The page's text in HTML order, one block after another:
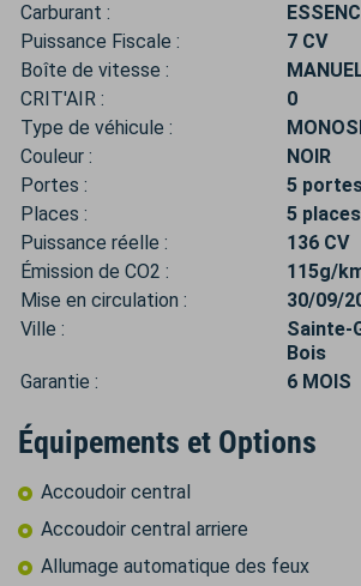
Carburant :
Puissance Fiscale :
7 CV
Boîte de vitesse :
CRIT'AIR :
0
Type de véhicule :
Couleur :
NOIR
Portes :
5
Places :
5 places
Puissance réelle :
136 CV
Émission de CO2 :
115g/
Mise en circulation :
30/09/
Ville :
Sainte-
Bois
Garantie :
6 MOIS
Équipements et Options
Accoudoir central
Accoudoir central arriere
Allumage automatique des feux